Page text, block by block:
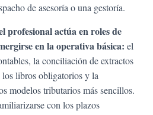
de asesoría o una gestoría.
profesional actúa en roles de
en la operativa básica: el
la conciliación de extractos
libros obligatorios y la
modelos tributarios más sencillos.
con los plazos